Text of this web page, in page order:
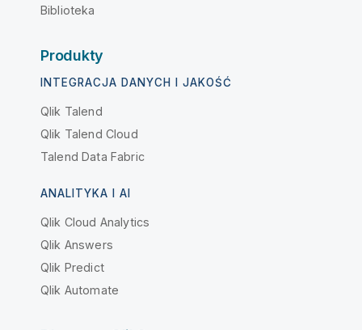
Biblioteka
Produkty
INTEGRACJA DANYCH I JAKOŚĆ
Qlik Talend
Qlik Talend Cloud
Talend Data Fabric
ANALITYKA I AI
Qlik Cloud Analytics
Qlik Answers
Qlik Predict
Qlik Automate